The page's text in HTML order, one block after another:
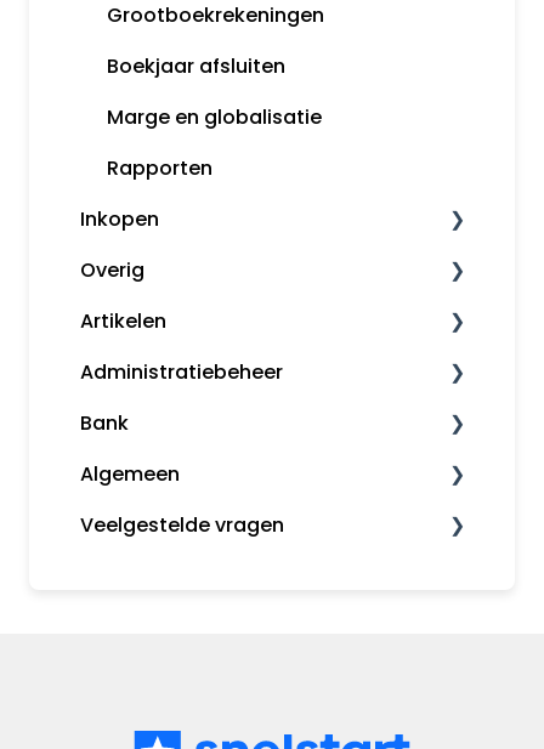
Snelstart Kassa
Grootboekrekeningen
Boekjaar afsluiten
Marge en globalisatie
Rapporten
Inkopen
Inkoopfacturen
Leveranciers
Uitgebreid journaliseren
inControle (inkopen en backorder)
Overig
Downloaden en installeren
Kassa
Algemene informatie
Tips
MijnSnelStart
Artikelen
Artikelbeheer
Administratiebeheer
Back-ups en herstelpunten
Administratiebeheer
Gebruikers en rechten
Bank
Automatische bankkoppelingen
Bankafschriften inlezen
Algemeen
Administratiebeheer
Veelgestelde vragen
Bank